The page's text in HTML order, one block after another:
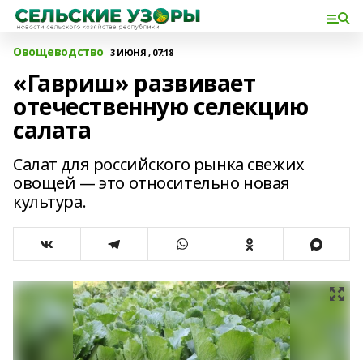
Овощеводство 3 ИЮНЯ , 07:18
«Гавриш» развивает
отечественную селекцию
салата
Салат для российского рынка свежих
овощей — это относительно новая
культура.